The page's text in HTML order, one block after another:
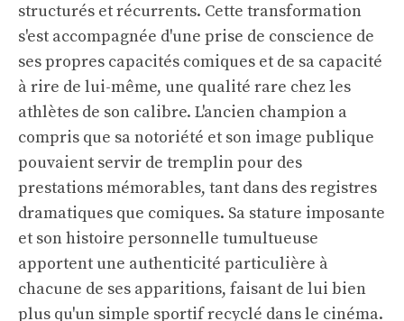
structurés et récurrents. Cette transformation
s'est accompagnée d'une prise de conscience de
ses propres capacités comiques et de sa capacité
à rire de lui-même, une qualité rare chez les
athlètes de son calibre. L'ancien champion a
compris que sa notoriété et son image publique
pouvaient servir de tremplin pour des
prestations mémorables, tant dans des registres
dramatiques que comiques. Sa stature imposante
et son histoire personnelle tumultueuse
apportent une authenticité particulière à
chacune de ses apparitions, faisant de lui bien
plus qu'un simple sportif recyclé dans le cinéma.